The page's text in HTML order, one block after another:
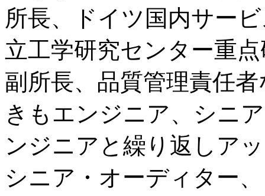
所長、ドイツ国内サー
立工学研究センター重
副所長、品質管理責任
きもエンジニア、シニ
ンジニアと繰り返しア
シニア・オーディター